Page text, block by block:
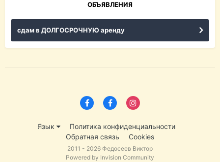
ОБЪЯВЛЕНИЯ
сдам в ДОЛГОСРОЧНУЮ аренду
Язык
Политика конфиденциальности
Обратная связь
Cookies
2011 - 2026 Федосеев Виктор
Powered by Invision Community